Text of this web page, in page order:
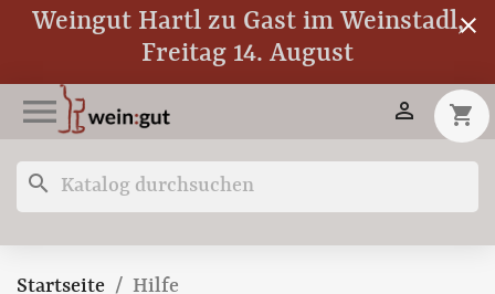
Weingut Hartl zu Gast im Weinstadl,
Freitag 14. August
close
 shopping_cart

search
Startseite Hilfe